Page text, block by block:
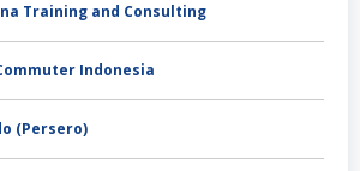
Training and Consulting
Indonesia
(Persero)